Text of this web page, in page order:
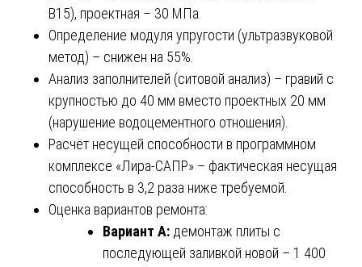
В15), проектная – 30 МПа.
Определение модуля упругости (ультразвуковой
метод) – снижен на 55%.
Анализ заполнителей (ситовой анализ) – гравий с
крупностью до 40 мм вместо проектных 20 мм
(нарушение водоцементного отношения).
Расчёт несущей способности в программном
комплексе «Лира-САПР» – фактическая несущая
способность в 3,2 раза ниже требуемой.
Оценка вариантов ремонта:
Вариант А: демонтаж плиты с
последующей заливкой новой – 1 400